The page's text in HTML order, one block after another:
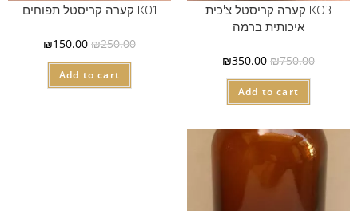
KO3 קערה קריסטל צ'כית
איכותית ברמה
₪750.00
₪350.00
Add to cart
K01 קערה קריסטל תפוחים
₪250.00
₪150.00
Add to cart